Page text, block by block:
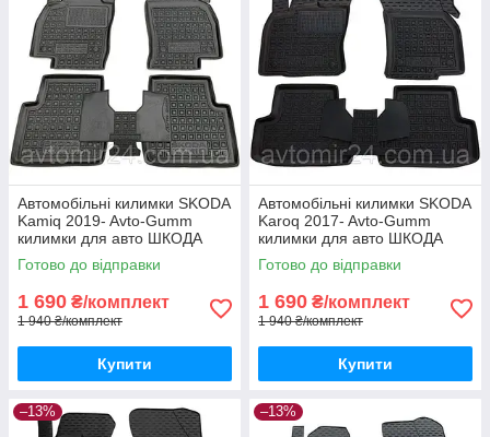
Автомобільні килимки SKODA
Kamiq 2019- Avto-Gumm
килимки для авто ШКОДА
Камік 2019- Автогум
Готово до відправки
1 690 ₴/комплект
1 940 ₴/комплект
Купити
Автомобільні килимки SKODA
Karoq 2017- Avto-Gumm
килимки для авто ШКОДА
Карок 2017- Автогум
Готово до відправки
1 690 ₴/комплект
1 940 ₴/комплект
Купити
–13% –13%